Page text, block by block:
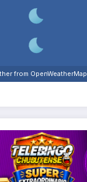
from OpenWeatherMap